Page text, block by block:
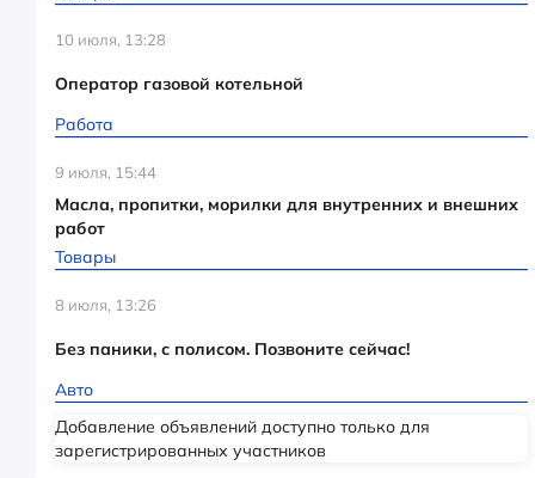
10 июля, 13:28
Оператор газовой котельной
Работа
9 июля, 15:44
Масла, пропитки, морилки для внутренних и внешних
работ
Товары
8 июля, 13:26
Без паники, с полисом. Позвоните сейчас!
Авто
Добавление объявлений доступно только для
зарегистрированных участников